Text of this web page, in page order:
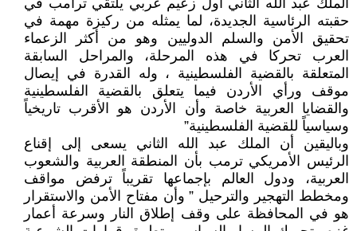
الملك عبد الله الثاني أول زعيم عربي يلتقي ترامب في
حقبته الرئاسية الجديدة، لما يمثله من ركيزة مهمة في
تحقيق الأمن والسلم الدوليين وهو من أكثر الزعماء
العرب تحركا في هذه المرحلة، والمراحل السابقة
المتعلقة بالقضية الفلسطينية ، وله القدرة في إيصال
موقف ورأي الأردن فيما يتعلق بالقضية الفلسطينية
والقضايا العربية خاصة وأن الأردن هو الأقرب تاريخياً
وسياسياً للقضية الفلسطينية”
وباليقين أن الملك عبد الله الثاني يسعى إلى إقناع
الرئيس الأمريكي ترمب بأن المنطقة العربية والشعوب
العربية، ودول العالم بإجماعها تقريباً ترفض مواقف
ومخطط التهجير والترحيل ” وأن مفتاح الأمن والاستقرار
هو في المحافظة على وقف إطلاق النار وسرعة أعمار